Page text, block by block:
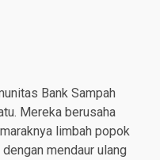
Bank Sampah
Mereka berusaha
limbah popok
mendaur ulang